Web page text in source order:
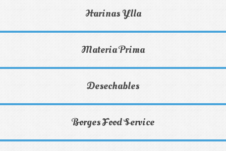
Harinas Ylla
Materia Prima
Desechables
Borges Food Service